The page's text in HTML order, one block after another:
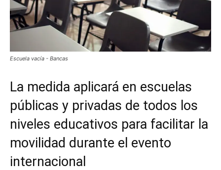
Escuela vacía - Bancas
La medida aplicará en escuelas
públicas y privadas de todos los
niveles educativos para facilitar la
movilidad durante el evento
internacional